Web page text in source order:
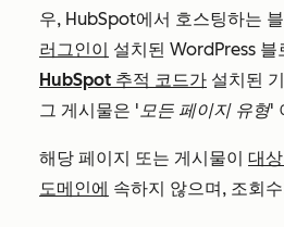
우, HubSpot에서 호스팅하는
러그인이 설치된 WordPress
HubSpot 추적 코드가 설치된
그 게시물은 '모든 페이지 유형'
해당 페이지 또는 게시물이 대
도메인에 속하지 않으며, 조회